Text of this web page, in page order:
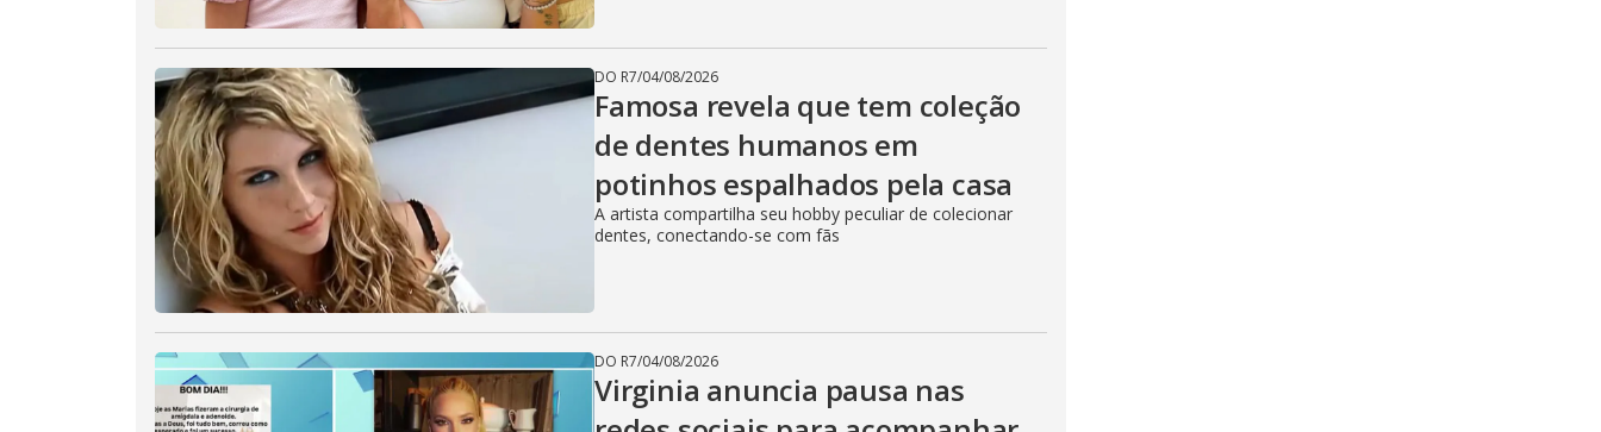
DO R7/04/08/2026
Famosa revela que tem coleção
de dentes humanos em
potinhos espalhados pela casa
A artista compartilha seu hobby peculiar de colecionar
dentes, conectando-se com fãs
DO R7/04/08/2026
Virginia anuncia pausa nas